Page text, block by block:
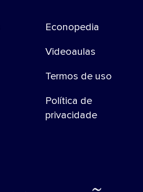
Econopedia
Videoaulas
Termos de uso
Política de
privacidade